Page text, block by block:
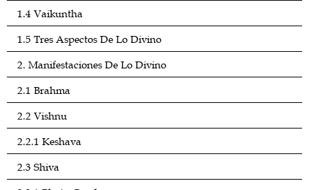
1.4 Vaikuntha
1.5 Tres Aspectos De Lo Divino
2. Manifestaciones De Lo Divino
2.1 Brahma
2.2 Vishnu
2.2.1 Keshava
2.3 Shiva